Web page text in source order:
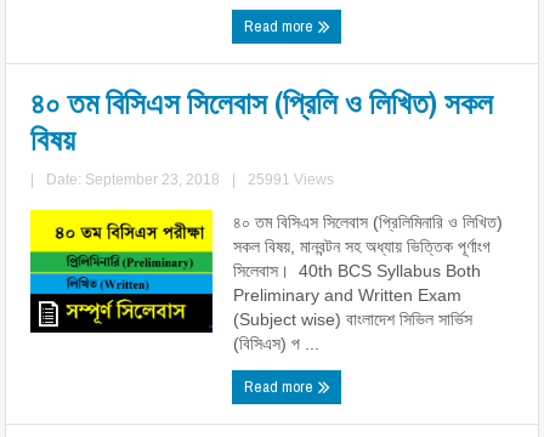
Read more
৪০ তম বিসিএস সিলেবাস (প্রিলি ও লিখিত) সকল
বিষয়
Date: September 23, 2018 25991 Views
৪০ তম বিসিএস সিলেবাস (প্রিলিমিনারি ও লিখিত)
সকল বিষয়, মানবন্টন সহ অধ্যায় ভিত্তিক পূর্ণাংগ
সিলেবাস। 40th BCS Syllabus Both
Preliminary and Written Exam
(Subject wise) বাংলাদেশ সিভিল সার্ভিস
(বিসিএস) প ...
Read more